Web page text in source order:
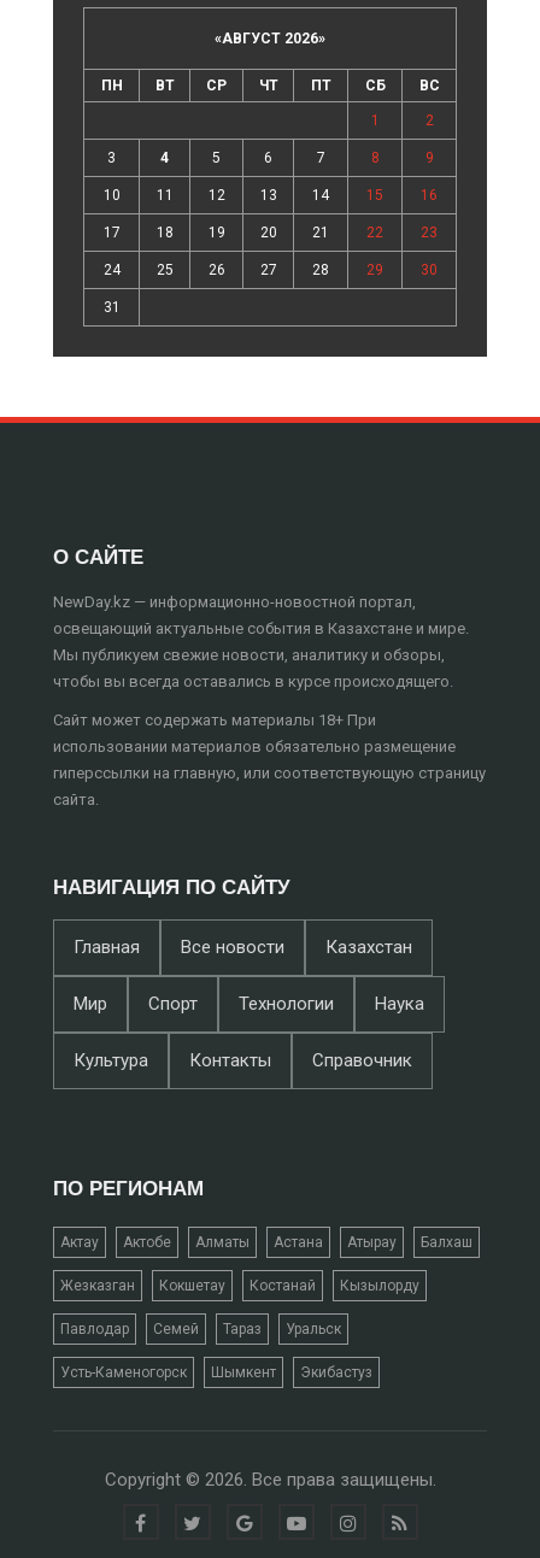
«АВГУСТ 2026»
ПН ВТ СР ЧТ ПТ СБ ВС
1 2
3 4 5 6 7 8 9
10 11 12 13 14 15 16
17 18 19 20 21 22 23
24 25 26 27 28 29 30
31
О САЙТЕ
NewDay.kz — информационно-новостной портал,
освещающий актуальные события в Казахстане и мире.
Мы публикуем свежие новости, аналитику и обзоры,
чтобы вы всегда оставались в курсе происходящего.
Сайт может содержать материалы 18+ При
использовании материалов обязательно размещение
гиперссылки на главную, или соответствующую страницу
сайта.
НАВИГАЦИЯ ПО САЙТУ
Главная Все новости Казахстан
Мир Спорт Технологии Наука
Культура Контакты Справочник
ПО РЕГИОНАМ
Актау Актобе Алматы Астана Атырау Балхаш
Жезказган Кокшетау Костанай Кызылорду
Павлодар Семей Тараз Уральск
Усть-Каменогорск Шымкент Экибастуз
Copyright © 2026. Все права защищены.